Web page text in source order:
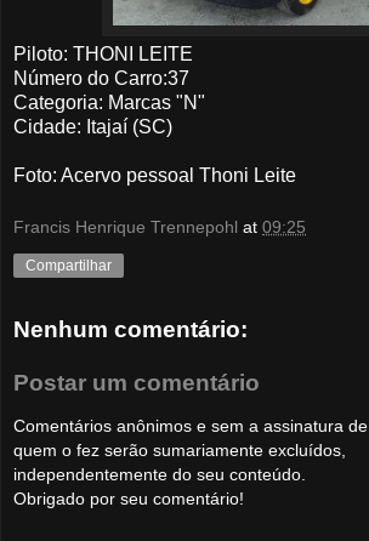
Piloto: THONI LEITE
Número do Carro:37
Categoria: Marcas "N"
Cidade: Itajaí (SC)
Foto: Acervo pessoal Thoni Leite
Francis Henrique Trennepohl at 09:25
Compartilhar
Nenhum comentário:
Postar um comentário
Comentários anônimos e sem a assinatura de
quem o fez serão sumariamente excluídos,
independentemente do seu conteúdo.
Obrigado por seu comentário!